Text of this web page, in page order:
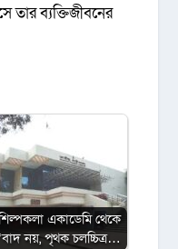
তার ব্যক্তিজীবনের
একাডেমি থেকে
‘বাদ নয়, পৃথক চলচ্চিত্র…